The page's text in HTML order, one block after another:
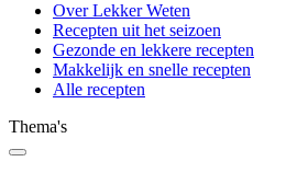
Over Lekker Weten
Recepten uit het seizoen
Gezonde en lekkere recepten
Makkelijk en snelle recepten
Alle recepten
Thema's